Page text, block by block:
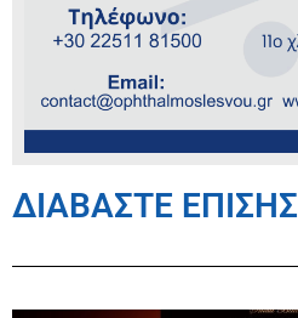
ΔΙΑΒΑΣΤΕ ΕΠΙΣΗΣ